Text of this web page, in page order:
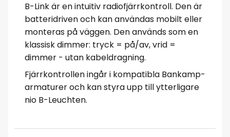
B-Link är en intuitiv radiofjärrkontroll. Den är
batteridriven och kan användas mobilt eller
monteras på väggen. Den används som en
klassisk dimmer: tryck = på/av, vrid =
dimmer - utan kabeldragning.
Fjärrkontrollen ingår i kompatibla Bankamp-
armaturer och kan styra upp till ytterligare
nio B-Leuchten.